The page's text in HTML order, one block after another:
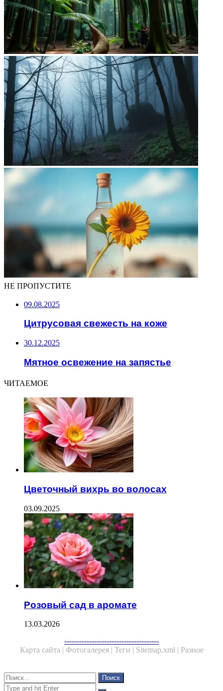
НЕ ПРОПУСТИТЕ
09.08.2025
Цитрусовая свежесть на коже
30.12.2025
Мятное освежение на запястье
ЧИТАЕМОЕ
Цветочный вихрь во волосах
03.09.2025
Розовый сад в аромате
13.03.2026
--------------------------------------
Карта сайта | Фотогалерея | Теги | Sitemap.xml | Разное
Close
Найти:
Close